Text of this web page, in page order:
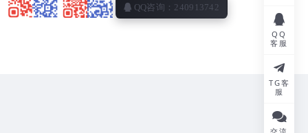
QQ咨询：240913742
QQ
客服
TG客
服